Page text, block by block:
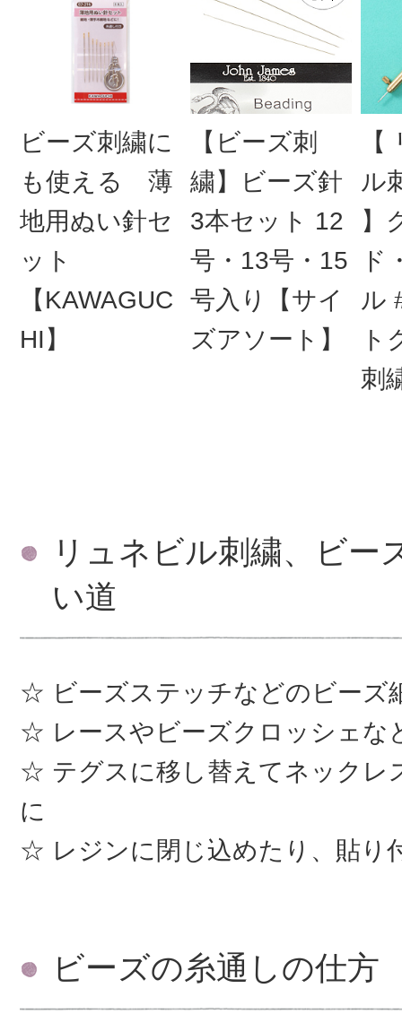
ビーズ刺繍に
も使える 薄
地用ぬい針セ
ット
【KAWAGUC
HI】
【ビーズ刺
繍】ビーズ針
3本セット 12
号・13号・15
号入り【サイ
ズアソート】
ル
】
ド
ル
ト
刺
リュネビル刺繍、ビー
い道
ビーズステッチなどのビーズ
レースやビーズクロッシェな
テグスに移し替えてネックレ
に
レジンに閉じ込めたり、貼り
ビーズの糸通しの仕方